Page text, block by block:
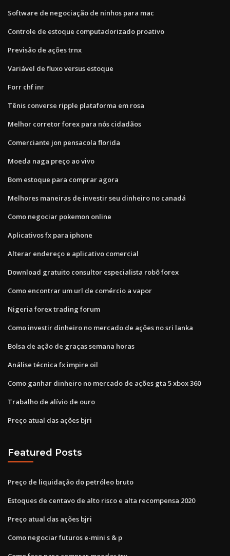
Software de negociação de ninhos para mac
Controle de estoque computadorizado proativo
Previsão de ações trnx
Variável de fluxo versus estoque
Forr chf inr
Tênis converse ripple plataforma em rosa
Melhor corretor forex para nós cidadãos
Comerciante jon pensacola florida
Moeda naga preço ao vivo
Bom estoque para comprar agora
Melhores maneiras de investir seu dinheiro no canadá
Como negociar pokemon online
Aplicativos fx para iphone
Alterar endereço e aplicativo comercial
Download gratuito consultor especialista robô forex
Como encontrar um url de comércio a vapor
Nigeria forex trading forum
Como investir dinheiro no mercado de ações no sri lanka
Bolsa de ação de graças semana horas
Análise técnica fx impire oil
Como ganhar dinheiro no mercado de ações gta 5 xbox 360
Trabalho de alívio de ouro
Preço atual das ações bjri
Featured Posts
Preço de liquidação do petróleo bruto
Estoques de centavo de alto risco e alta recompensa 2020
Preço atual das ações bjri
Como negociar futuros e-mini s & p